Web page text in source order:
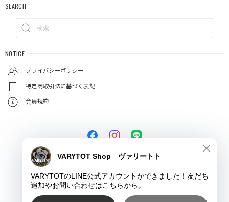
SEARCH
NOTICE
プライバシーポリシー
特定商取引法に基づく表記
会員規約